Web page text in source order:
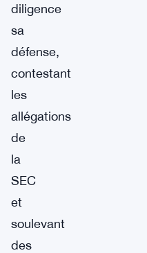
diligence
sa
défense,
contestant
les
allégations
de
la
SEC
et
soulevant
des